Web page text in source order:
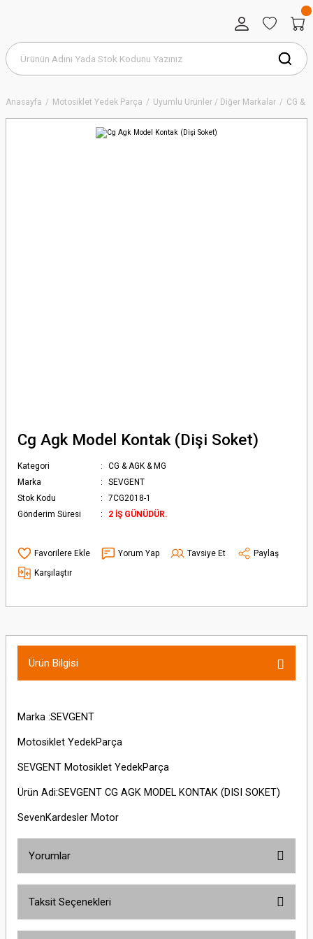
Anasayfa Motosiklet Yedek Parça Uyumlu Ürünler / Diğer Markalar CG &
Cg Agk Model Kontak (Dişi Soket)
Kategori
CG & AGK & MG
Marka
SEVGENT
Stok Kodu
7CG2018-1
Gönderim Süresi
2 İŞ GÜNÜDÜR.
Yorum Yap Tavsiye Et
Paylaş
Karşılaştır
Ürün Bilgisi
Marka :SEVGENT
Motosiklet YedekParça
SEVGENT Motosiklet YedekParça
Ürün Adi:SEVGENT CG AGK MODEL KONTAK (DISI SOKET)
SevenKardesler Motor
Yorumlar
Taksit Seçenekleri